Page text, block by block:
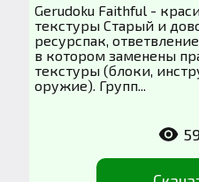
Gerudoku Faithful -
текстуры Старый и
ресурспак,
в котором заменены
текстуры (блоки,
оружие). Групп...